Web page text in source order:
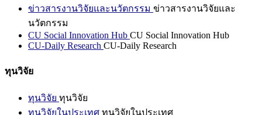
ข่าวสารงานวิจัยและนวัตกรรม ข่าวสารงานวิจัยและ
นวัตกรรม
CU Social Innovation Hub CU Social Innovation Hub
CU-Daily Research CU-Daily Research
ทุนวิจัย
ทุนวิจัย ทุนวิจัย
ทุนวิจัยในประเทศ ทุนวิจัยในประเทศ